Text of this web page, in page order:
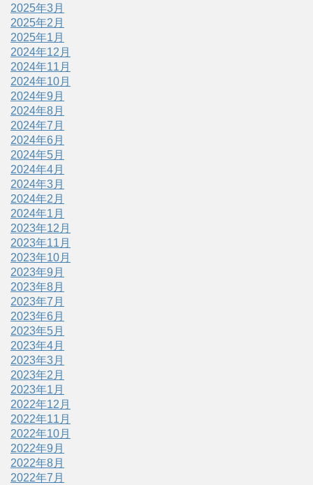
2025年3月
2025年2月
2025年1月
2024年12月
2024年11月
2024年10月
2024年9月
2024年8月
2024年7月
2024年6月
2024年5月
2024年4月
2024年3月
2024年2月
2024年1月
2023年12月
2023年11月
2023年10月
2023年9月
2023年8月
2023年7月
2023年6月
2023年5月
2023年4月
2023年3月
2023年2月
2023年1月
2022年12月
2022年11月
2022年10月
2022年9月
2022年8月
2022年7月